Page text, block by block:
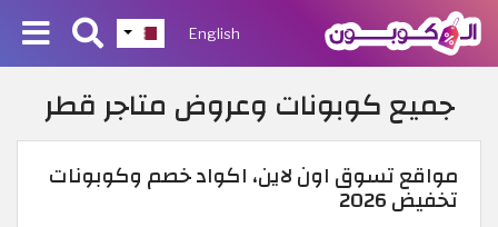
English
جميع كوبونات وعروض متاجر قطر
مواقع تسوق اون لاين، اكواد خصم وكوبونات
تخفيض 2026